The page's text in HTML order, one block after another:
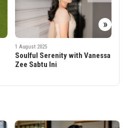
»
1 August 2025
Soulful Serenity with Vanessa
Zee Sabtu Ini